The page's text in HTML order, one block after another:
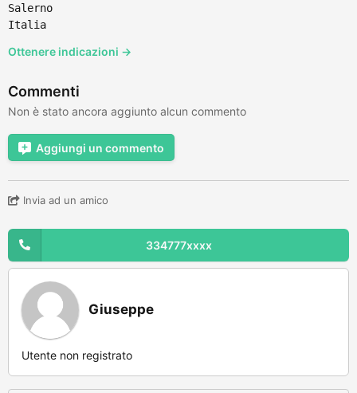
Salerno
Italia
Ottenere indicazioni →
Commenti
Non è stato ancora aggiunto alcun commento
Aggiungi un commento
Invia ad un amico
334777xxxx
Giuseppe
Utente non registrato